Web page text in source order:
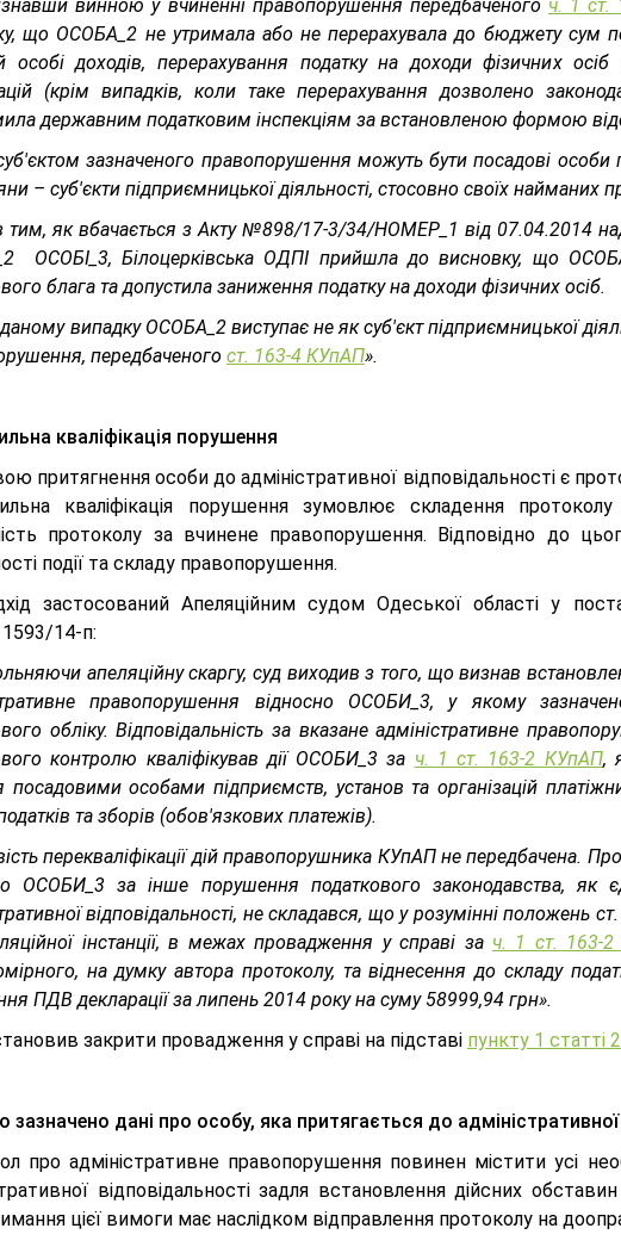
винною у вчиненні правопорушення передбаченого ч. 1 ст.
що ОСОБА_2 не утримала або не перерахувала до бюджету сум
особі доходів, перерахування податку на доходи фізичних
(крім випадків, коли таке перерахування дозволено
державним податковим інспекціям за встановленою формою
зазначеного правопорушення можуть бути посадові особи
– суб'єкти підприємницької діяльності, стосовно своїх найманих
тим, як вбачається з Акту №898/17-3/34/НОМЕР_1 від 07.04.2014
ОСОБІ_3, Білоцерківська ОДПІ прийшла до висновку, що
блага та допустила заниження податку на доходи фізичних осіб.
випадку ОСОБА_2 виступає не як суб'єкт підприємницької
передбаченого ст. 163-4 КУпАП».
кваліфікація порушення
притягнення особи до адміністративної відповідальності є
кваліфікація порушення зумовлює складення
протоколу за вчинене правопорушення. Відповідно до
події та складу правопорушення.
застосований Апеляційним судом Одеської області у
14-п:
апеляційну скаргу, суд виходив з того, що визнав
правопорушення відносно ОСОБИ_3, у якому
обліку. Відповідальність за вказане адміністративне
контролю кваліфікував дії ОСОБИ_3 за ч. 1 ст. 163-2 КУпАП,
посадовими особами підприємств, установ та організацій
та зборів (обов'язкових платежів).
перекваліфікації дій правопорушника КУпАП не передбачена.
ОСОБИ_3 за інше порушення податкового законодавства, як
відповідальності, не складався, що у розумінні положень ст.
інстанції, в межах провадження у справі за ч. 1 ст. 163-
на думку автора протоколу, та віднесення до складу
ПДВ декларації за липень 2014 року на суму 58999,94 грн».
закрити провадження у справі на підставі пункту 1 статті
зазначено дані про особу, яка притягається до адміністративної
про адміністративне правопорушення повинен містити усі
відповідальності задля встановлення дійсних
цієї вимоги має наслідком відправлення протоколу на